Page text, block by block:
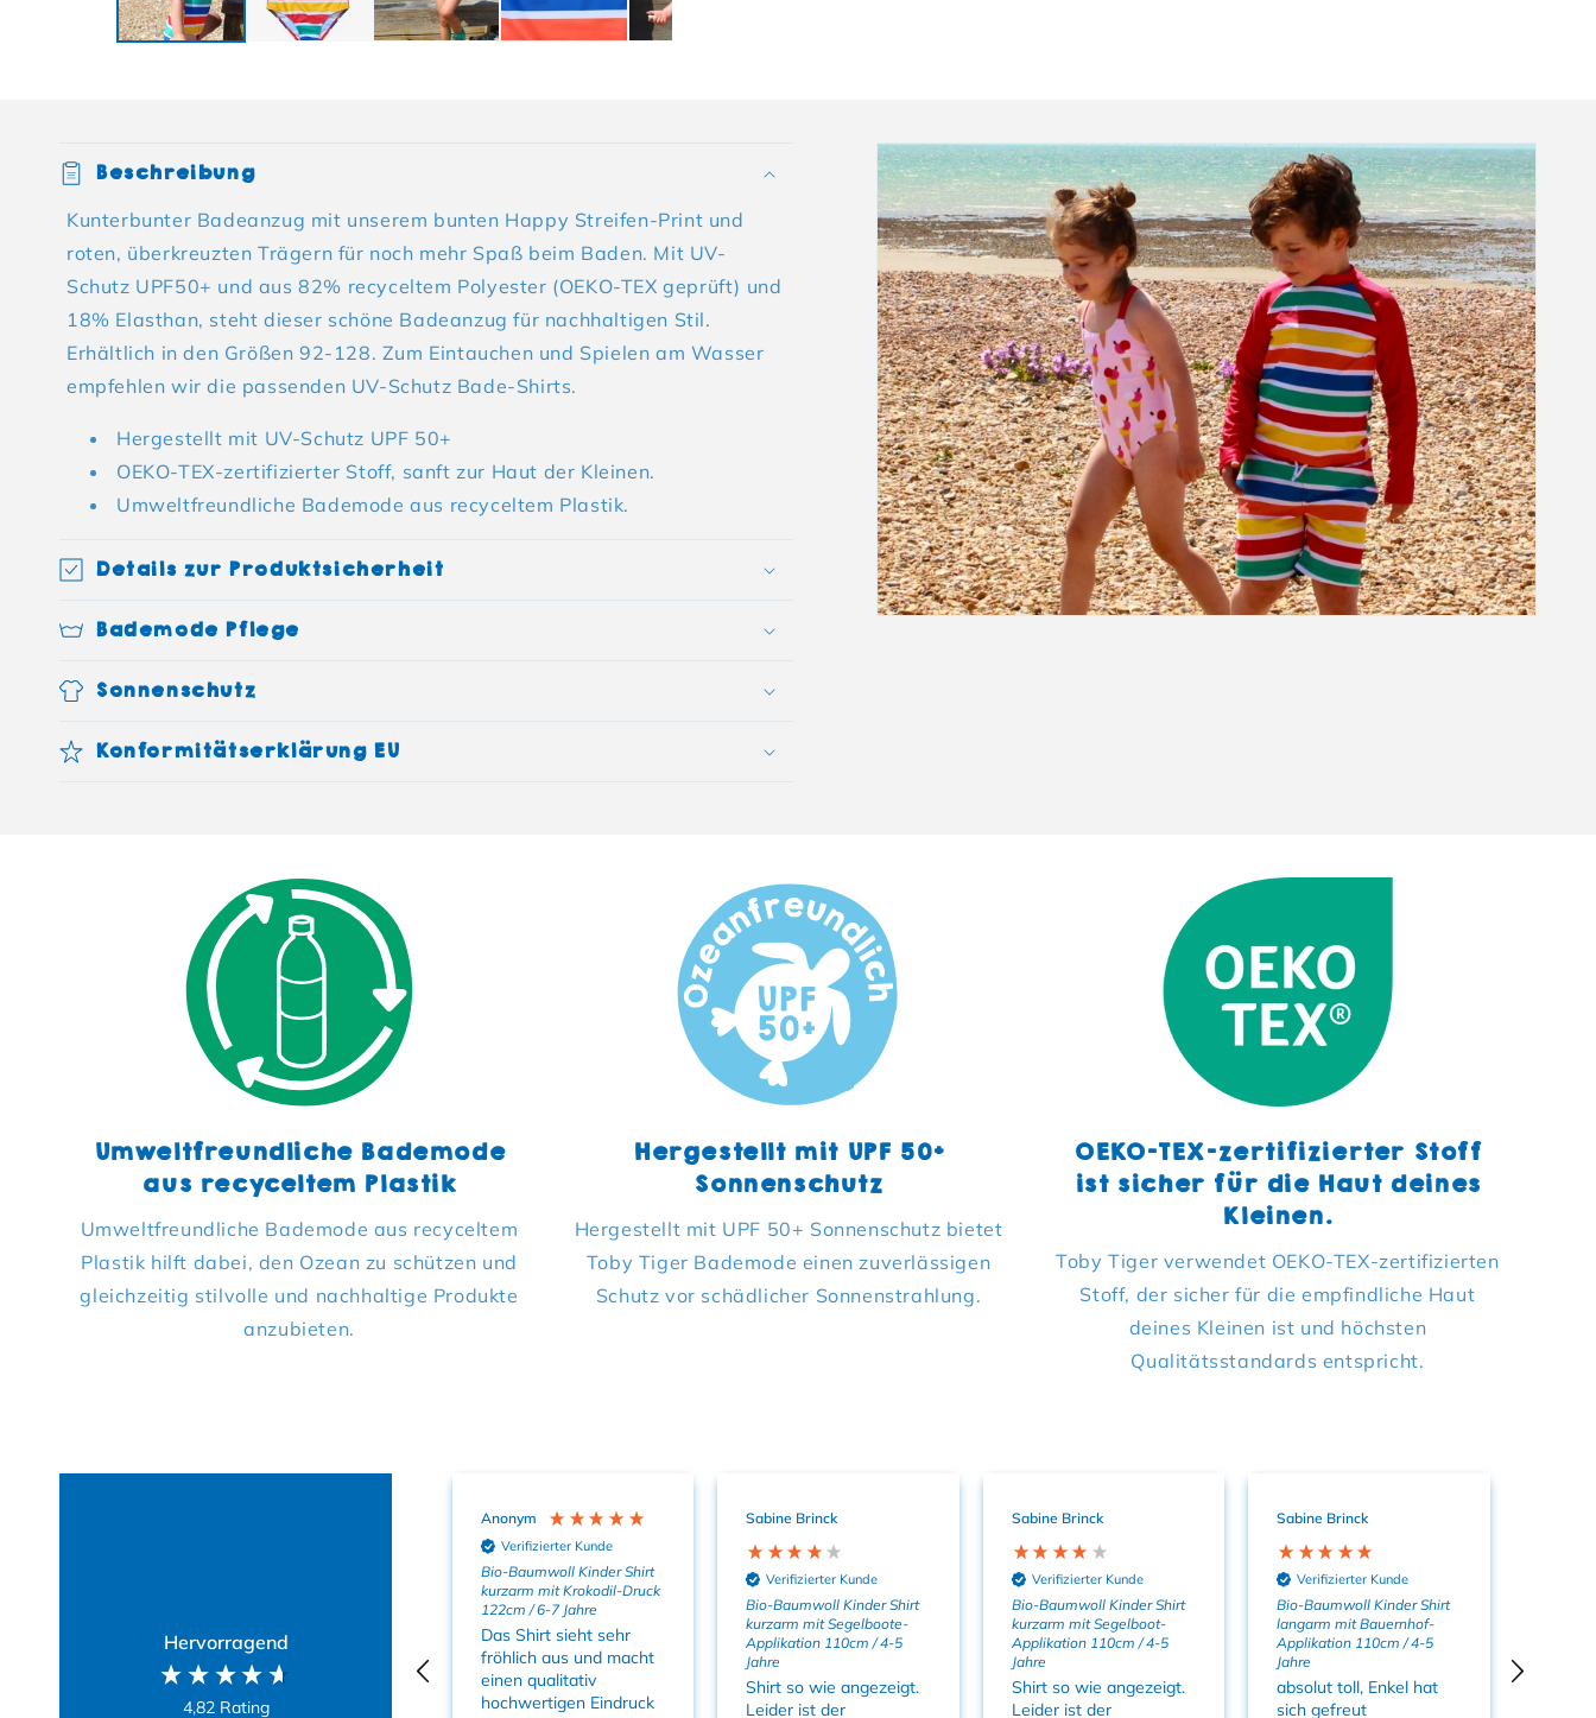
Einklappbarer Inhalt
Beschreibung
Kunterbunter Badeanzug mit unserem bunten Happy Streifen-Print und
roten, überkreuzten Trägern für noch mehr Spaß beim Baden. Mit UV-
Schutz UPF50+ und aus 82% recyceltem Polyester (OEKO-TEX geprüft) und
18% Elasthan, steht dieser schöne Badeanzug für nachhaltigen Stil.
Erhältlich in den Größen 92-128. Zum Eintauchen und Spielen am Wasser
empfehlen wir die passenden UV-Schutz Bade-Shirts.
Hergestellt mit UV-Schutz UPF 50+
OEKO-TEX-zertifizierter Stoff, sanft zur Haut der Kleinen.
Umweltfreundliche Bademode aus recyceltem Plastik.
Details zur Produktsicherheit
Bademode Pflege
Sonnenschutz
Konformitätserklärung EU
Umweltfreundliche Bademode
aus recyceltem Plastik
Umweltfreundliche Bademode aus recyceltem
Plastik hilft dabei, den Ozean zu schützen und
gleichzeitig stilvolle und nachhaltige Produkte
anzubieten.
Hergestellt mit UPF 50+
Sonnenschutz
Hergestellt mit UPF 50+ Sonnenschutz bietet
Toby Tiger Bademode einen zuverlässigen
Schutz vor schädlicher Sonnenstrahlung.
OEKO-TEX-zertifizierter Stoff
ist sicher für die Haut deines
Kleinen.
Toby Tiger verwendet OEKO-TEX-zertifizierten
Stoff, der sicher für die empfindliche Haut
deines Kleinen ist und höchsten
Qualitätsstandards entspricht.
Hervorragend
4,82 Rating
Farbenfroh. Mein Enkel
hat sich sehr
interessiert die ganzen
Tiere angeschaut und
Anonym
Verifizierter Kunde
Bio-Baumwoll Kinder Shirt
kurzarm mit Krokodil-Druck
122cm / 6-7 Jahre
Das Shirt sieht sehr
fröhlich aus und macht
einen qualitativ
hochwertigen Eindruck
Sabine Brinck
Verifizierter Kunde
Bio-Baumwoll Kinder Shirt
kurzarm mit Segelboote-
Applikation 110cm / 4-5
Jahre
Shirt so wie angezeigt.
Leider ist der
Sabine Brinck
Verifizierter Kunde
Bio-Baumwoll Kinder Shirt
kurzarm mit Segelboot-
Applikation 110cm / 4-5
Jahre
Shirt so wie angezeigt.
Leider ist der
Sabine Brinck
Verifizierter Kunde
Bio-Baumwoll Kinder Shirt
langarm mit Bauernhof-
Applikation 110cm / 4-5
Jahre
absolut toll, Enkel hat
sich gefreut